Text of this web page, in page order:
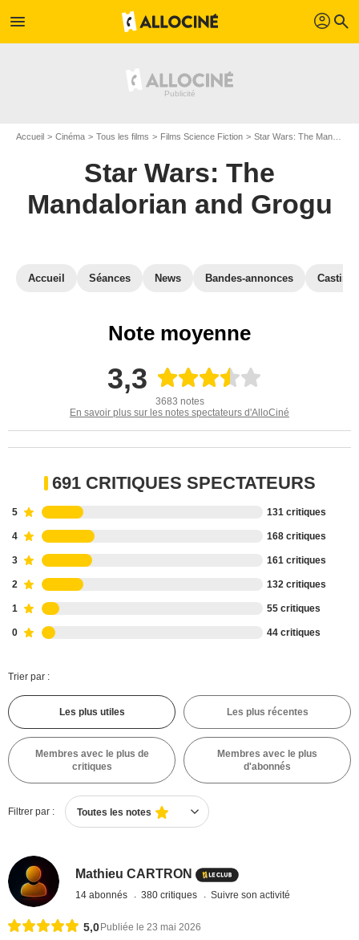
menu profil search
Accueil Cinéma Tous les films Films Science Fiction Star Wars: The Mandalorian and Grogu
Star Wars: The
Mandalorian and Grogu
Accueil Séances News Bandes-annonces Casting
Note moyenne
3,3
3683 notes
En savoir plus sur les notes spectateurs d'AlloCiné
691 CRITIQUES SPECTATEURS
5 131 critiques
4 168 critiques
3 161 critiques
2 132 critiques
1 55 critiques
0 44 critiques
Trier par :
Les plus utiles Les plus récentes
Membres avec le plus de
critiques
Membres avec le plus
d'abonnés
Filtrer par : Toutes les notes
Mathieu CARTRON
14 abonnés 380 critiques Suivre son activité
5,0 Publiée le 23 mai 2026